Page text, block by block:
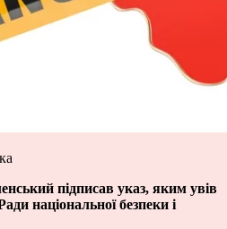
підписав указ, яким увів
національної безпеки і